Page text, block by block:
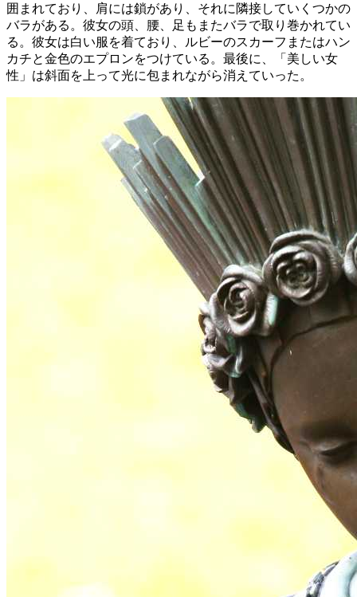
囲まれており、肩には鎖があり、それに隣接していくつかの
バラがある。彼女の頭、腰、足もまたバラで取り巻かれてい
る。彼女は白い服を着ており、ルビーのスカーフまたはハン
カチと金色のエプロンをつけている。最後に、「美しい女
性」は斜面を上って光に包まれながら消えていった。